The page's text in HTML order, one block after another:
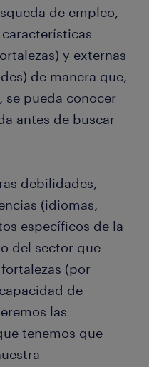
de empleo,
y externas
de manera que,
se pueda conocer
antes de buscar
debilidades,
(idiomas,
específicos de la
del sector que
(por
de
las
tenemos que